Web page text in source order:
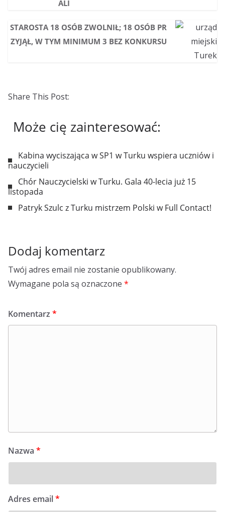
ALI
STAROSTA 18 OSÓB ZWOLNIŁ; 18 OSÓB PR
ZYJĄŁ, W TYM MINIMUM 3 BEZ KONKURSU
Share This Post:
Może cię zainteresować:
Kabina wyciszająca w SP1 w Turku wspiera uczniów i
nauczycieli
Chór Nauczycielski w Turku. Gala 40-lecia już 15
listopada
Patryk Szulc z Turku mistrzem Polski w Full Contact!
Dodaj komentarz
Twój adres email nie zostanie opublikowany.
Wymagane pola są oznaczone *
Komentarz *
Nazwa *
Adres email*